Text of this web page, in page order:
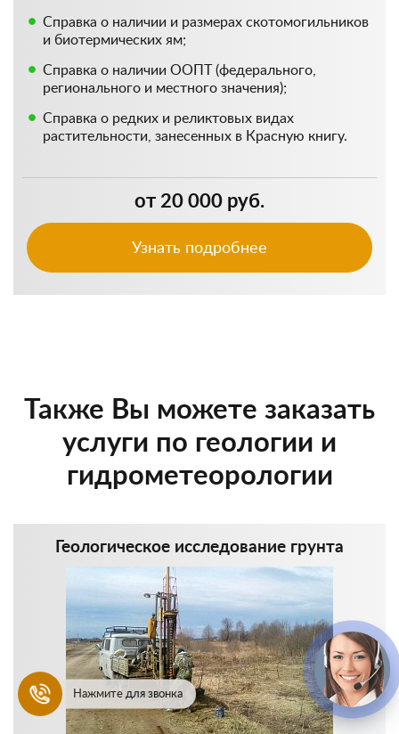
Справка о наличии и размерах скотомогильников
и биотермических ям;
Справка о наличии ООПТ (федерального,
регионального и местного значения);
Справка о редких и реликтовых видах
растительности, занесенных в Красную книгу.
от 20 000 руб.
Узнать подробнее
Также Вы можете заказать
услуги по геологии и
гидрометеорологии
Геологическое исследование грунта
Нажмите для звонка